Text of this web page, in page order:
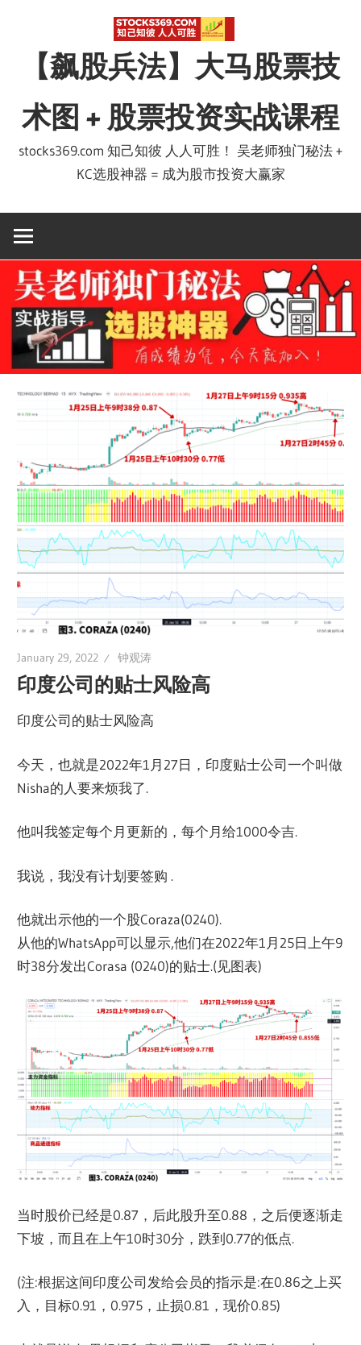
【飙股兵法】大马股票技
术图 + 股票投资实战课程
stocks369.com 知己知彼 人人可胜！ 吴老师独门秘法 +
KC选股神器 = 成为股市投资大赢家
January 29, 2022 钟观涛
印度公司的贴士风险高
印度公司的贴士风险高
今天，也就是2022年1月27日，印度贴士公司一个叫做
Nisha的人要来烦我了.
他叫我签定每个月更新的，每个月给1000令吉.
我说，我没有计划要签购 .
他就出示他的一个股Coraza(0240).
从他的WhatsApp可以显示,他们在2022年1月25日上午9
时38分发出Corasa (0240)的贴士.(见图表)
当时股价已经是0.87，后此股升至0.88，之后便逐渐走
下坡，而且在上午10时30分，跌到0.77的低点.
(注:根据这间印度公司发给会员的指示是:在0.86之上买
入，目标0.91，0.975，止损0.81，现价0.85)